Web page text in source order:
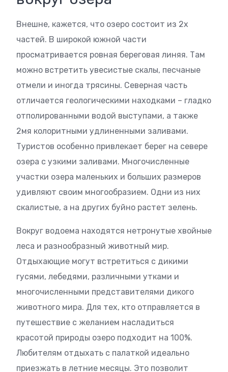
Внешне, кажется, что озеро состоит из 2х
частей. В широкой южной части
просматривается ровная береговая линяя. Там
можно встретить увесистые скалы, песчаные
отмели и иногда трясины. Северная часть
отличается геологическими находками – гладко
отполированными водой выступами, а также
2мя колоритными удлиненными заливами.
Туристов особенно привлекает берег на севере
озера с узкими заливами. Многочисленные
участки озера маленьких и больших размеров
удивляют своим многообразием. Одни из них
скалистые, а на других буйно растет зелень.
Вокруг водоема находятся нетронутые хвойные
леса и разнообразный животный мир.
Отдыхающие могут встретиться с дикими
гусями, лебедями, различными утками и
многочисленными представителями дикого
животного мира. Для тех, кто отправляется в
путешествие с желанием насладиться
красотой природы озеро подходит на 100%.
Любителям отдыхать с палаткой идеально
приезжать в летние месяцы. Это позволит